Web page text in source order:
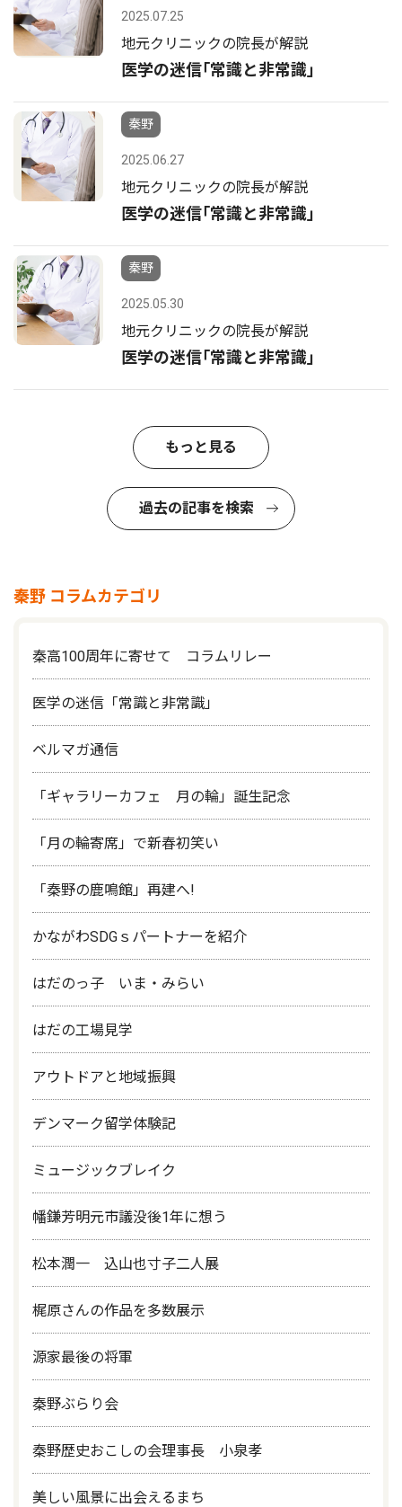
2025.07.25
地元クリニックの院長が解説
医学の迷信｢常識と非常識｣
秦野
2025.06.27
地元クリニックの院長が解説
医学の迷信｢常識と非常識｣
秦野
2025.05.30
地元クリニックの院長が解説
医学の迷信｢常識と非常識｣
もっと見る
過去の記事を検索
秦野 コラムカテゴリ
秦高100周年に寄せて コラムリレー
医学の迷信「常識と非常識」
ベルマガ通信
「ギャラリーカフェ 月の輪」誕生記念
「月の輪寄席」で新春初笑い
「秦野の鹿鳴館」再建へ!
かながわSDGｓパートナーを紹介
はだのっ子 いま・みらい
はだの工場見学
アウトドアと地域振興
デンマーク留学体験記
ミュージックブレイク
幡鎌芳明元市議没後1年に想う
松本潤一 込山也寸子二人展
梶原さんの作品を多数展示
源家最後の将軍
秦野ぶらり会
秦野歴史おこしの会理事長 小泉孝
美しい風景に出会えるまち